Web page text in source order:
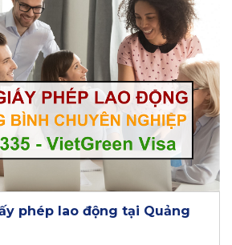
phép lao động tại Quảng